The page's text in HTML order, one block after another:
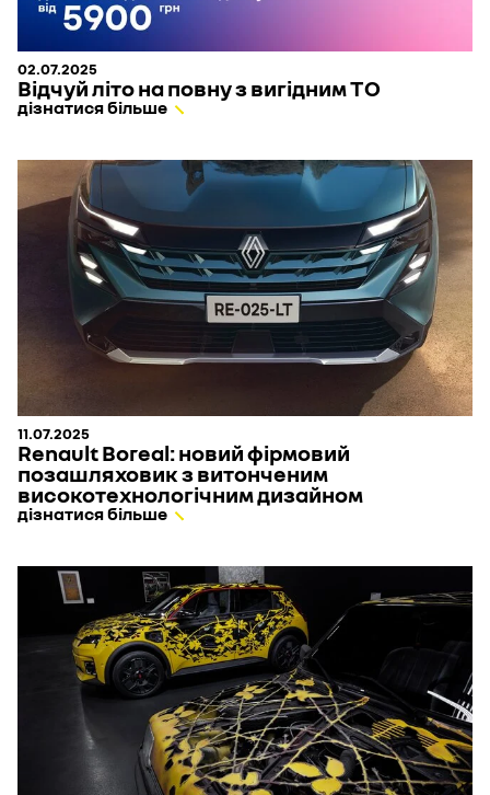
02.07.2025
Відчуй літо на повну з вигідним ТО
дізнатися більше
11.07.2025
Renault Boreal: новий фірмовий
позашляховик з витонченим
високотехнологічним дизайном
дізнатися більше